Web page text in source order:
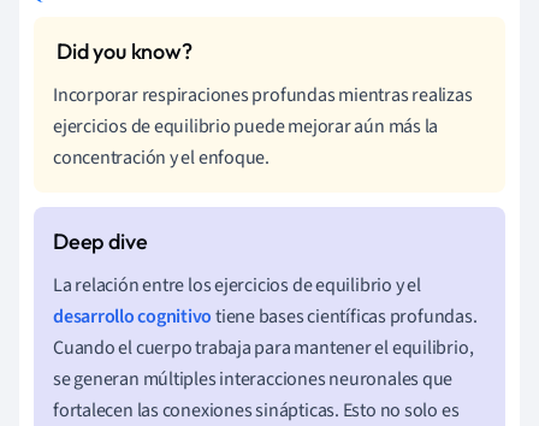
Incorporar respiraciones profundas mientras realizas
ejercicios de equilibrio puede mejorar aún más la
concentración y el enfoque.
La relación entre los ejercicios de equilibrio y el
desarrollo cognitivotiene bases científicas profundas.
Cuando el cuerpo trabaja para mantener el equilibrio,
se generan múltiples interacciones neuronales que
fortalecen las conexiones sinápticas. Esto no solo es